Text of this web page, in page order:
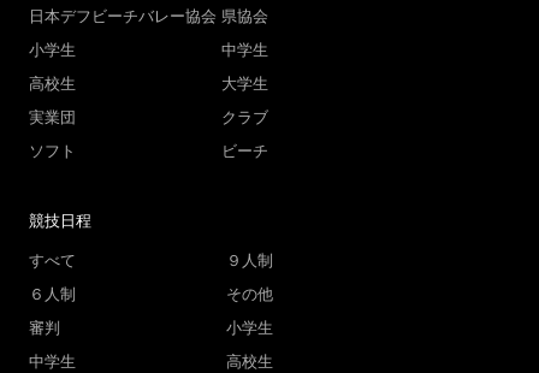
日本デフビーチバレー協会 県協会
小学生
中学生
高校生
大学生
実業団
クラブ
ソフト
ビーチ
競技日程
すべて
９人制
６人制
その他
審判
小学生
中学生
高校生